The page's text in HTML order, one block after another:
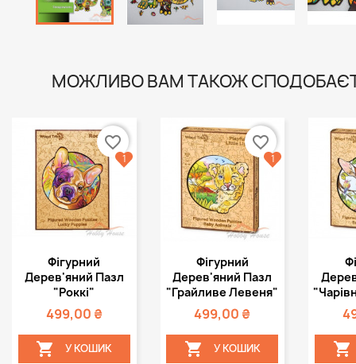
МОЖЛИВО ВАМ ТАКОЖ
Швидкий
перегляд
Фігурний
Дерев'яний Пазл
"Роккі"
499,00 ₴
 У КОШИК
favorite_border
1
Швидкий
перегляд
Фігурний
Дерев'яний Пазл
"Грайливе Левеня"
499,00 ₴
 У КОШИК
favorite_border
1

